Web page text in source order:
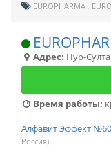
EUROPHARMA
Адрес: Нур-
Время работы:
Алфавит Эффект
Россия)